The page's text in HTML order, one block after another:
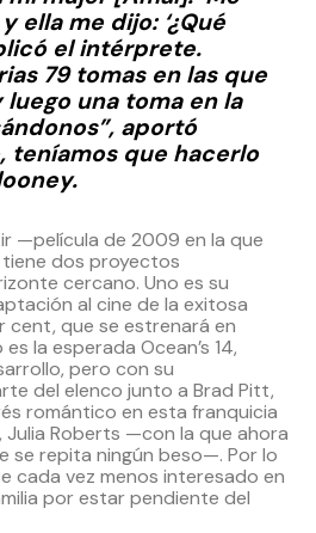
ella me dijo: ‘¿Qué
el intérprete.
79 tomas en las que
una toma en la
aportó
teníamos que hacerlo
—película de 2009 en la que
dos proyectos
cercano. Uno es su
al cine de la exitosa
cent, que se estrenará en
la esperada Ocean’s 14,
pero con su
del elenco junto a Brad Pitt,
romántico en esta franquicia
Julia Roberts —con la que ahora
se repita ningún beso—. Por lo
cada vez menos interesado en
por estar pendiente del